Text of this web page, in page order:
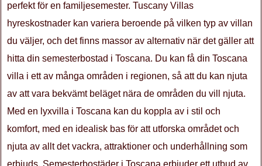
perfekt för en familjesemester. Tuscany Villas
hyreskostnader kan variera beroende på vilken typ av villan
du väljer, och det finns massor av alternativ när det gäller att
hitta din semesterbostad i Toscana. Du kan få din Toscana
villa i ett av många områden i regionen, så att du kan njuta
av att vara bekvämt beläget nära de områden du vill njuta.
Med en lyxvilla i Toscana kan du koppla av i stil och
komfort, med en idealisk bas för att utforska området och
njuta av allt det vackra, attraktioner och underhållning som
erbjuds. Semesterbostäder i Toscana erbjuder ett utbud av